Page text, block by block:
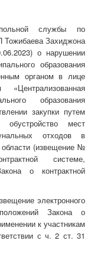
службы по
Тожибаева Захиджона
о нарушении
образования
органом в лице
«Централизованная
образования
закупки путем
обустройство мест
отходов в
области (извещение №
системе,
о контрактной
электронного
Закона о
к участникам
с ч. 2 ст. 31